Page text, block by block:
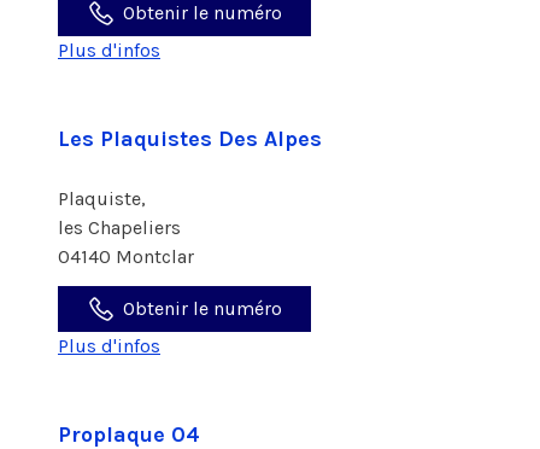
Obtenir le numéro
Plus d'infos
Les Plaquistes Des Alpes
Plaquiste,
les Chapeliers
04140 Montclar
Obtenir le numéro
Plus d'infos
Proplaque 04